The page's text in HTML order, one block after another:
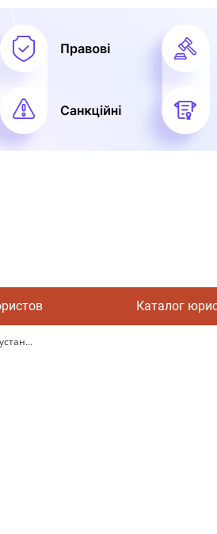
Каталог